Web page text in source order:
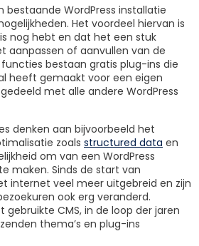
bestaande WordPress installatie
Het voordeel hiervan is
nog hebt en dat het een stuk
aanpassen of aanvullen van de
bestaan gratis plug-ins die
heeft gemaakt voor een eigen
met alle andere WordPress
denken aan bijvoorbeeld het
zoals structured data en
om van een WordPress
maken. Sinds de start van
internet veel meer uitgebreid en zijn
ook erg veranderd.
gebruikte CMS, in de loop der jaren
thema’s en plug-ins